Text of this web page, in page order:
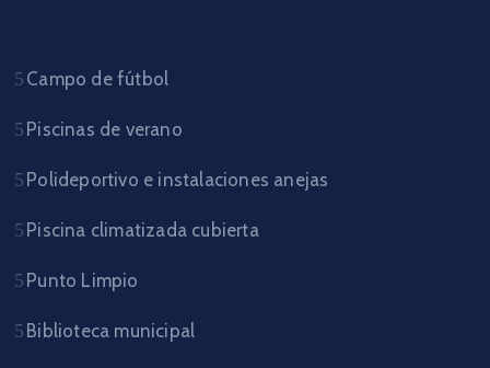
Campo de fútbol
Piscinas de verano
Polideportivo e instalaciones anejas
Piscina climatizada cubierta
Punto Limpio
Biblioteca municipal